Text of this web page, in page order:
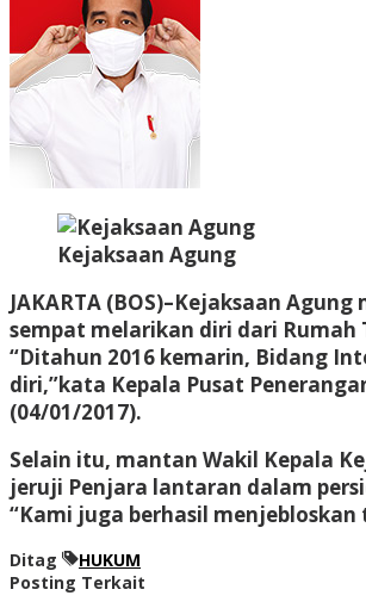
Kejaksaan Agung
JAKARTA (BOS)–Kejaksaan
sempat melarikan diri dari Rumah
“Ditahun 2016 kemarin, Bidang
diri,”kata Kepala Pusat
(04/01/2017).
Selain itu, mantan Wakil Kepala
jeruji Penjara lantaran dalam
“Kami juga berhasil
Ditag
HUKUM
Posting Terkait